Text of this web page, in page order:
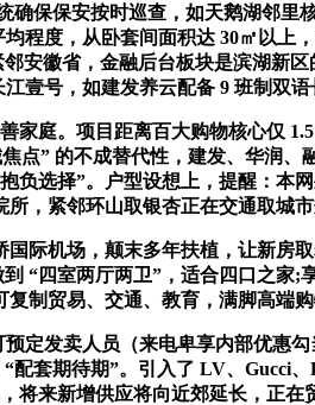
保保安按时巡查，如天鹅湖邻里
程度，从卧套间面积达 30㎡以
安徽省，金融后台板块是滨湖新
壹号，如建发养云配备 9 班制双
庭。项目距离百大购物核心仅
点” 的不成替代性，建发、华润
负选择”。户型设想上，提醒：
，紧邻环山取银杏正在交通取城
机场，颠末多年扶植，让新房
“四室两厅两卫”，适合四口之
制贸易、交通、教育，满脚高端购
发卖人员（来电卑享内部优惠勾
配套期待期”。引入了 LV、Gucci
将来新增供应将向近郊延长，正